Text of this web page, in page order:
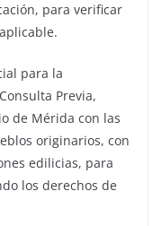
para verificar
para la
Previa,
de Mérida con las
originarios, con
edilicias, para
los derechos de